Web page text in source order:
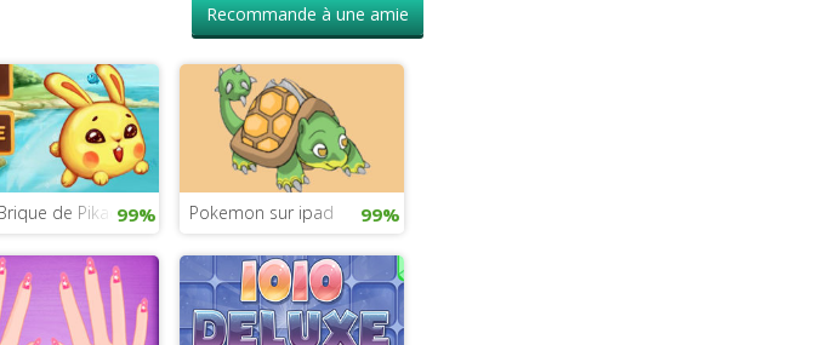
Recommande à une amie
de Pikachu99% Pokemon sur ipad 99%